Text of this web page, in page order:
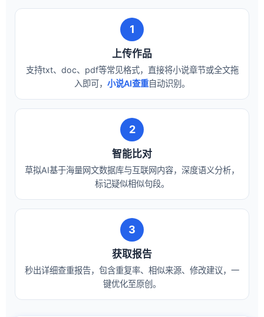
1
上传作品
支持txt、doc、pdf等常见格式，直接将小说章节或全文拖
入即可， 小说AI查重自动识别。
2
智能比对
草拟AI基于海量网文数据库与互联网内容，深度语义分析，
标记疑似相似句段。
3
获取报告
秒出详细查重报告，包含重复率、相似来源、修改建议，一
键优化至原创。